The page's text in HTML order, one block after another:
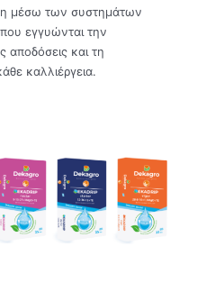
μέσω των συστημάτων
εγγυώνται την
και τη
καλλιέργεια.